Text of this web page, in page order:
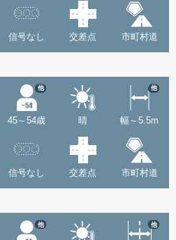
信号なし 交差点 市町村道
45～54歳
他
晴 幅～5.5m
他
信号なし 交差点 市町村道
他 他